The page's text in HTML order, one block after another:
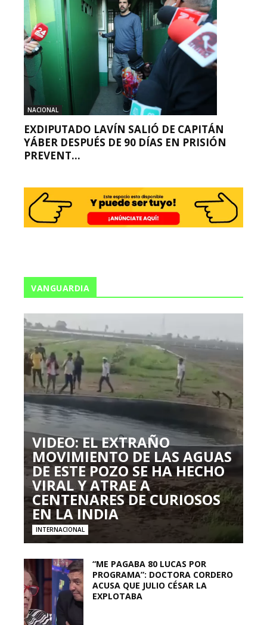
NACIONAL
EXDIPUTADO LAVÍN SALIÓ DE CAPITÁN
YÁBER DESPUÉS DE 90 DÍAS EN PRISIÓN
PREVENT...
VANGUARDIA
VIDEO: EL EXTRAÑO
MOVIMIENTO DE LAS AGUAS
DE ESTE POZO SE HA HECHO
VIRAL Y ATRAE A
CENTENARES DE CURIOSOS
EN LA INDIA
INTERNACIONAL
“ME PAGABA 80 LUCAS POR
PROGRAMA”: DOCTORA CORDERO
ACUSA QUE JULIO CÉSAR LA
EXPLOTABA